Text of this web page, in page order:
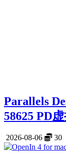
Parallels
58625 PD
2026-08-06 30